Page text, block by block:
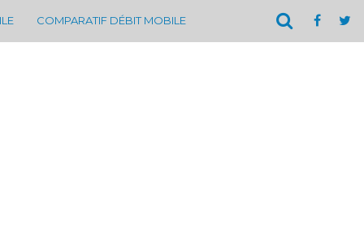
COMPARATIF DÉBIT MOBILE